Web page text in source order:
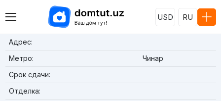
USD RU
Адрес:
Метро:
Чинар
Срок сдачи:
Отделка: